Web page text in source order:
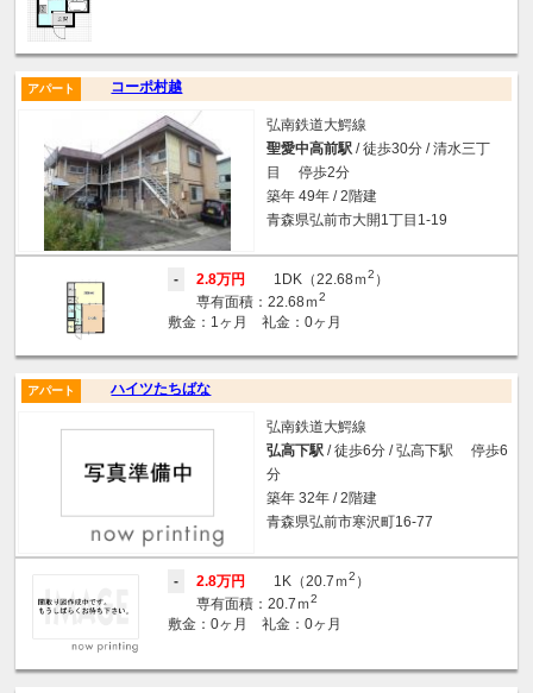
コーポ村越
アパート
弘南鉄道大鰐線
聖愛中高前駅 / 徒歩30分 / 清水三丁
目 停歩2分
築年 49年 / 2階建
青森県弘前市大開1丁目1-19
- 2.8万円 1DK（22.68ｍ2 ）
専有面積：22.68ｍ2
敷金：1ヶ月 礼金：0ヶ月
ハイツたちばな
アパート
弘南鉄道大鰐線
弘高下駅 / 徒歩6分 / 弘高下駅 停歩6
分
築年 32年 / 2階建
青森県弘前市寒沢町16-77
- 2.8万円 1K（20.7ｍ2 ）
専有面積：20.7ｍ2
敷金：0ヶ月 礼金：0ヶ月